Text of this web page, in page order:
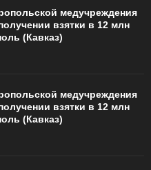
медучреждения
взятки в 12 млн
(Кавказ)
медучреждения
взятки в 12 млн
(Кавказ)